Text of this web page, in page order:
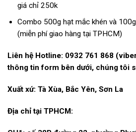
giá chỉ 250k
Combo 500g hạt mắc khén và
(miễn phí giao hàng tại TPHCM)
Liên hệ Hotline: 0932 761 868
thông tin form bên dưới, chúng tôi
Xuất xứ: Tà Xùa, Bắc Yên, Sơn La
Địa chỉ tại TPHCM: